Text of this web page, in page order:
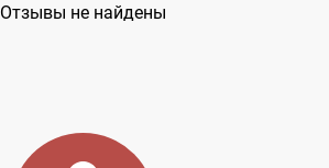
Отзывы не найдены